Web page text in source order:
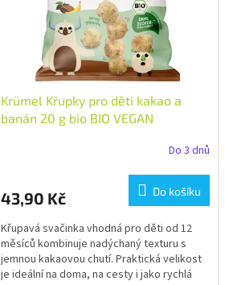
Krümel Křupky pro děti kakao a
banán 20 g bio BIO VEGAN
Do 3 dnů
43,90 Kč Do košíku
Křupavá svačinka vhodná pro děti od 12
měsíců kombinuje nadýchaný texturu s
jemnou kakaovou chutí. Praktická velikost
je ideální na doma, na cesty i jako rychlá